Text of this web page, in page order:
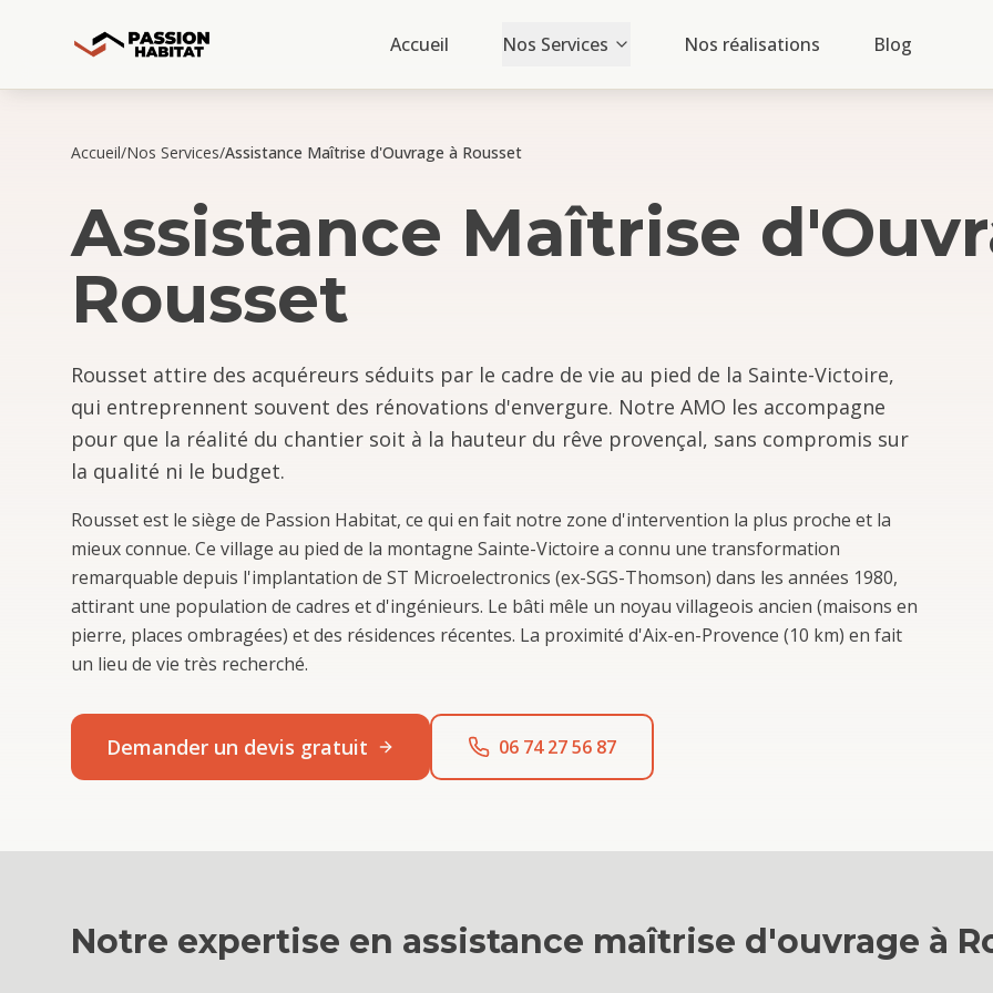
Accueil Nos Services Nos réalisations Blog
Accueil/Nos Services/Assistance Maîtrise d'Ouvrage à Rousset
Assistance Maîtrise
Rousset
Rousset attire des acquéreurs séduits par le cadre de vie au pied de la Sainte-Victoire,
qui entreprennent souvent des rénovations d'envergure. Notre AMO les accompagne
pour que la réalité du chantier soit à la hauteur du rêve provençal, sans compromis sur
la qualité ni le budget.
Rousset est le siège de Passion Habitat, ce qui en fait notre zone d'intervention la plus proche et la
mieux connue. Ce village au pied de la montagne Sainte-Victoire a connu une transformation
remarquable depuis l'implantation de ST Microelectronics (ex-SGS-Thomson) dans les années 1980,
attirant une population de cadres et d'ingénieurs. Le bâti mêle un noyau villageois ancien (maisons en
pierre, places ombragées) et des résidences récentes. La proximité d'Aix-en-Provence (10 km) en fait
un lieu de vie très recherché.
Demander un devis gratuit 06 74 27 56 87
Notre expertise en assistance maîtrise d'ouvrage à